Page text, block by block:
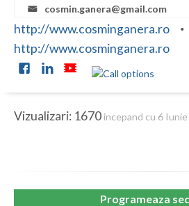
Brasov
Bucuresti
Cluj
cosmin.ganera@gmail.com
http://www.cosminganera.ro
http://www.cosminganera.ro
Vizualizari: 1670 incepand cu 6
Programeaza